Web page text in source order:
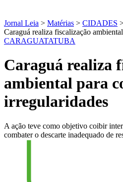
Jornal Leia > Matérias > CIDADES
Caraguá realiza fiscalização
CARAGUATATUBA
Caraguá realiza
ambiental para
irregularidades
A ação teve como objetivo coibir
combater o descarte inadequado de